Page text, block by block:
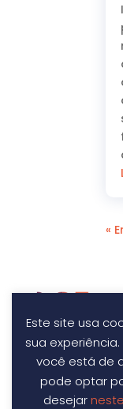
«
Fazemos a
construindo
Este site usa
sua
você está de
pode optar
desejar